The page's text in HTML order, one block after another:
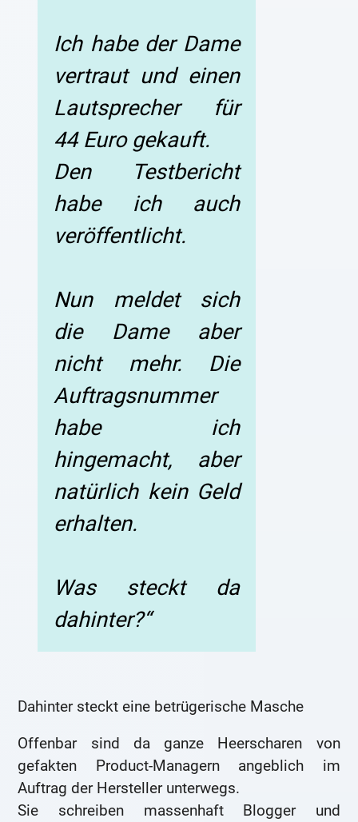
Ich habe der Dame
vertraut und einen
Lautsprecher für
44 Euro gekauft.
Den Testbericht
habe ich auch
veröffentlicht.
Nun meldet sich
die Dame aber
nicht mehr. Die
Auftragsnummer
habe ich
hingemacht, aber
natürlich kein Geld
erhalten.
Was steckt da
dahinter?“
Dahinter steckt eine betrügerische Masche
Offenbar sind da ganze Heerscharen von
gefakten Product-Managern angeblich im
Auftrag der Hersteller unterwegs.
Sie schreiben massenhaft Blogger und